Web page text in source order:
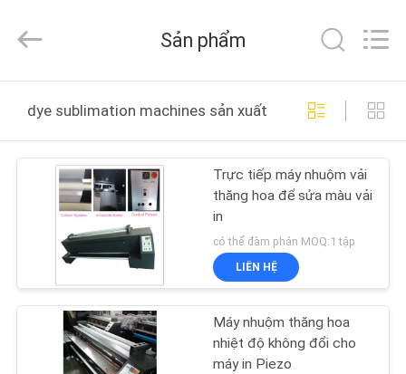
SẢN
PHẨM
VIDEO
VỀ
CHÚNG
Shanghai
Color
Co.,
Sản phẩm
dye sublimation machines sản xuất trực tuyến
Trực tiếp máy nhuộm vải
thăng hoa để sửa màu vải
in
có thể đàm phán MOQ:1 tập
LIÊN HỆ
Máy nhuộm thăng hoa
nhiệt độ không đổi cho
máy in Piezo